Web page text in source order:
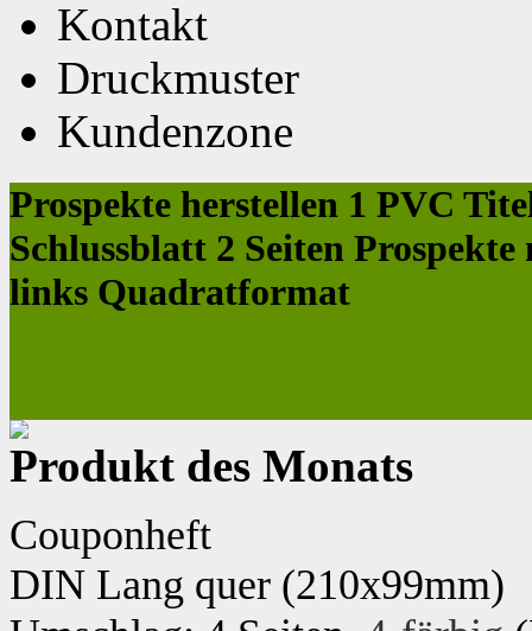
Kontakt
Druckmuster
Kundenzone
Prospekte herstellen 1 PVC
Schlussblatt 2 Seiten
links Quadratformat
Produkt des Monats
Couponheft
DIN Lang quer (210x99mm)